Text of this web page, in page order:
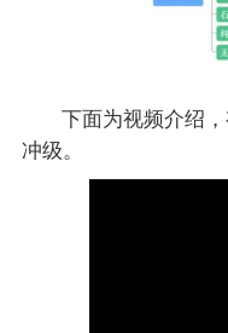
下面为视频介绍
冲级。